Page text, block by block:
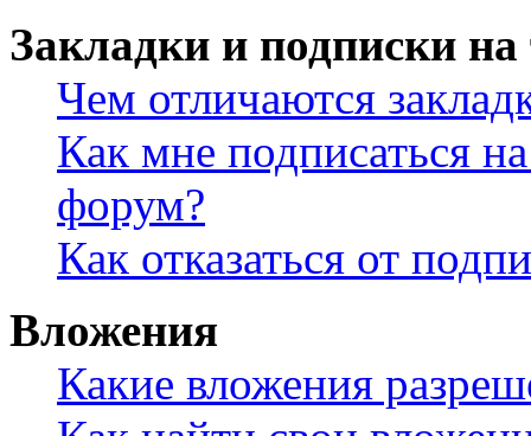
Закладки и подписки
Чем отличаются
Как мне подписаться
форум?
Как отказаться от
Вложения
Какие вложения